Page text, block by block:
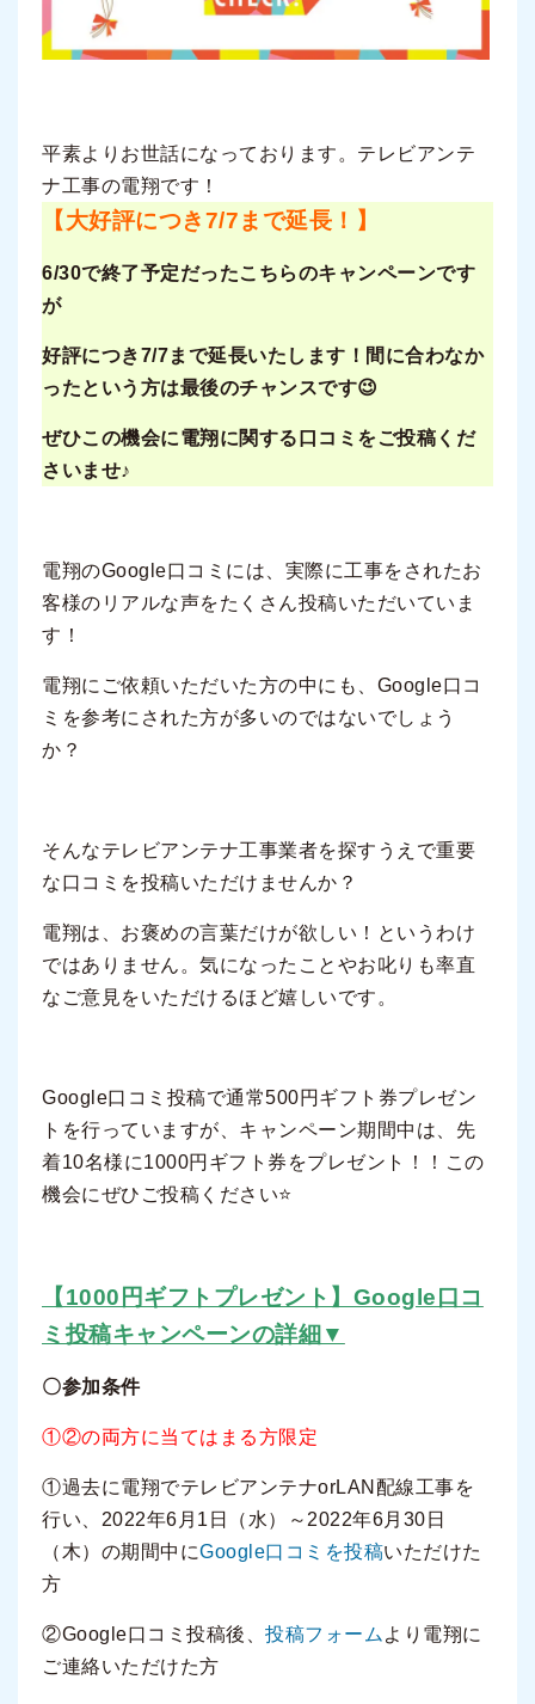
平素よりお世話になっております。テレビアンテ
ナ工事の電翔です！
【大好評につき7/7まで延長！】
6/30で終了予定だったこちらのキャンペーンです
が
好評につき7/7まで延長いたします！間に合わなか
ったという方は最後のチャンスです😉
ぜひこの機会に電翔に関する口コミをご投稿くだ
さいませ♪
電翔のGoogle口コミには、実際に工事をされたお
客様のリアルな声をたくさん投稿いただいていま
す！
電翔にご依頼いただいた方の中にも、Google口コ
ミを参考にされた方が多いのではないでしょう
か？
そんなテレビアンテナ工事業者を探すうえで重要
な口コミを投稿いただけませんか？
電翔は、お褒めの言葉だけが欲しい！というわけ
ではありません。気になったことやお叱りも率直
なご意見をいただけるほど嬉しいです。
Google口コミ投稿で通常500円ギフト券プレゼン
トを行っていますが、キャンペーン期間中は、先
着10名様に1000円ギフト券をプレゼント！！この
機会にぜひご投稿ください⭐
【1000円ギフトプレゼント】Google口コ
ミ投稿キャンペーンの詳細▼
〇参加条件
①②の両方に当てはまる方限定
①過去に電翔でテレビアンテナorLAN配線工事を
行い、2022年6月1日（水）～2022年6月30日
（木）の期間中にGoogle口コミを投稿いただけた
方
②Google口コミ投稿後、 投稿フォーム より電翔に
ご連絡いただけた方